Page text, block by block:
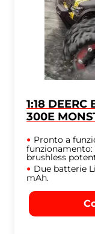
1:18 DEERC
300E
Pronto a
funzionamento:
brushless
Due batterie
mAh.